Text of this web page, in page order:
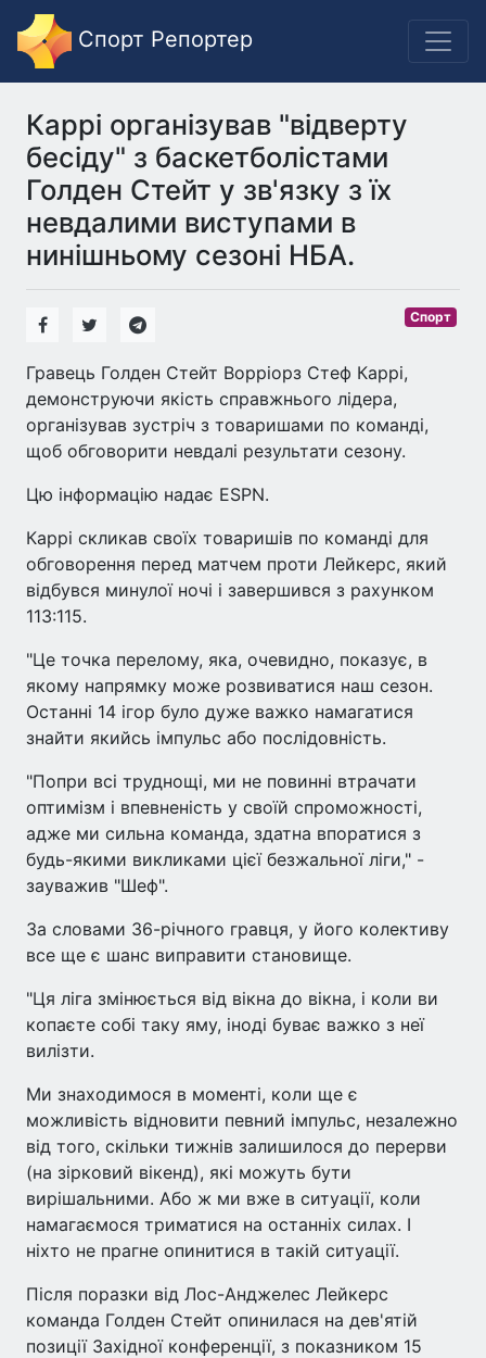
Спорт Репортер
Каррі організував "відверту
бесіду" з баскетболістами
Голден Стейт у зв'язку з їх
невдалими виступами в
нинішньому сезоні НБА.
Спорт
Гравець Голден Стейт Ворріорз Стеф Каррі,
демонструючи якість справжнього лідера,
організував зустріч з товаришами по команді,
щоб обговорити невдалі результати сезону.
Цю інформацію надає ESPN.
Каррі скликав своїх товаришів по команді для
обговорення перед матчем проти Лейкерс, який
відбувся минулої ночі і завершився з рахунком
113:115.
"Це точка перелому, яка, очевидно, показує, в
якому напрямку може розвиватися наш сезон.
Останні 14 ігор було дуже важко намагатися
знайти якийсь імпульс або послідовність.
"Попри всі труднощі, ми не повинні втрачати
оптимізм і впевненість у своїй спроможності,
адже ми сильна команда, здатна впоратися з
будь-якими викликами цієї безжальної ліги," -
зауважив "Шеф".
За словами 36-річного гравця, у його колективу
все ще є шанс виправити становище.
"Ця ліга змінюється від вікна до вікна, і коли ви
копаєте собі таку яму, іноді буває важко з неї
вилізти.
Ми знаходимося в моменті, коли ще є
можливість відновити певний імпульс, незалежно
від того, скільки тижнів залишилося до перерви
(на зірковий вікенд), які можуть бути
вирішальними. Або ж ми вже в ситуації, коли
намагаємося триматися на останніх силах. І
ніхто не прагне опинитися в такій ситуації.
Після поразки від Лос-Анджелес Лейкерс
команда Голден Стейт опинилася на дев'ятій
позиції Західної конференції, з показником 15